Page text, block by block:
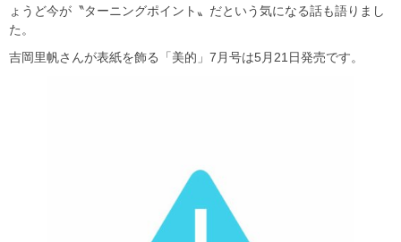
ょうど今が〝ターニングポイント〟だという気になる話も語りまし
た。
吉岡里帆さんが表紙を飾る「美的」7月号は5月21日発売です。